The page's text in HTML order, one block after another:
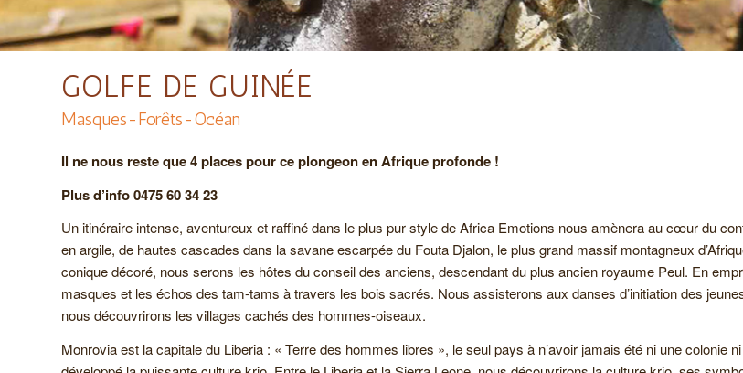
GOLFE DE GUINÉE
Masques-Forêts-Océan
Il ne nous reste que 4 places pour ce plongeon en Afrique profonde !
Plus d’info 0475 60 34 23
Un itinéraire intense, aventureux et raffiné dans le plus pur style de Africa Emotions nous amènera au cœur du
en argile, de hautes cascades dans la savane escarpée du Fouta Djalon, le plus grand massif montagneux
conique décoré, nous serons les hôtes du conseil des anciens, descendant du plus ancien royaume Peul. En
masques et les échos des tam-tams à travers les bois sacrés. Nous assisterons aux danses d’initiation des
nous découvrirons les villages cachés des hommes-oiseaux.
Monrovia est la capitale du Liberia : « Terre des hommes libres », le seul pays à n’avoir jamais été ni une